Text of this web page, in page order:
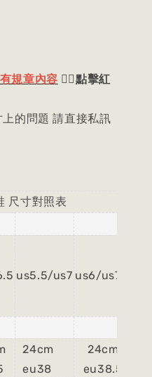
規章內容 👈🏻點擊紅
的問題 請直接私訊
照表
us5.5/us7 us6/us7.5
24cm
eu38
24cm
eu38.5